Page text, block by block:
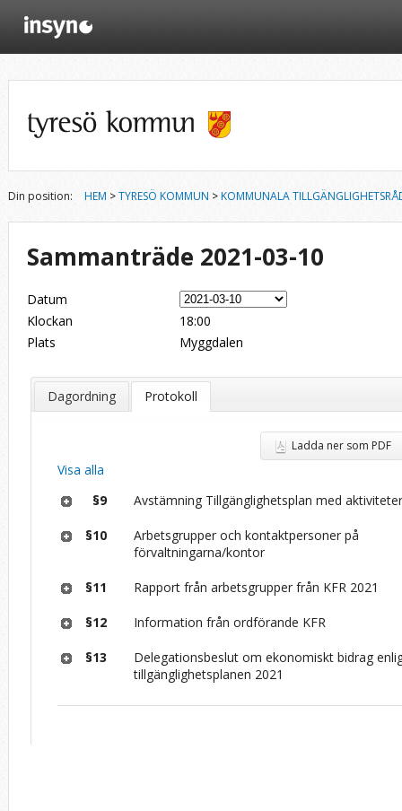
Din position: HEM >TYRESÖ KOMMUN >KOMMUNALA
Sammanträde 2021-03-10
Datum
Klockan
18:00
Plats
Myggdalen
Dagordning Protokoll
Ladda ner som PDF
Visa alla
§9
Avstämning Tillgänglighetsplan med
§10
Arbetsgrupper och kontaktpersoner på
förvaltningarna/kontor
§11 Rapport från arbetsgrupper från KFR 2021
§12 Information från ordförande KFR
§13
Delegationsbeslut om ekonomiskt bidrag
tillgänglighetsplanen 2021